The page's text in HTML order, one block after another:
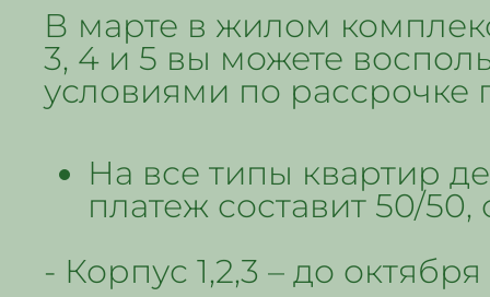
В марте в жилом
3, 4 и 5 вы можете
условиями по рассрочке
На все типы квартир
платеж составит 50/
- Корпус 1,2,3 – до